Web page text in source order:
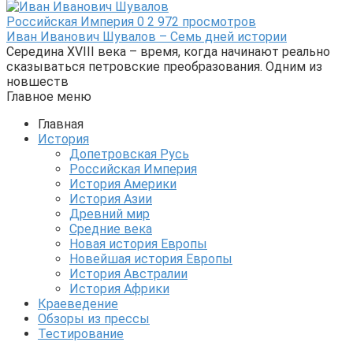
Российская Империя 0 2 972 просмотров
Иван Иванович Шувалов – Семь дней истории
Середина XVIII века – время, когда начинают реально
сказываться петровские преобразования. Одним из
новшеств
Главное меню
Главная
История
Допетровская Русь
Российская Империя
История Америки
История Азии
Древний мир
Средние века
Новая история Европы
Новейшая история Европы
История Австралии
История Африки
Краеведение
Обзоры из прессы
Тестирование